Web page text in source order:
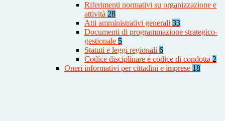
Riferimenti normativi su organizzazione e
attività 28
Atti amministrativi generali 33
Documenti di programmazione strategico-
gestionale 5
Statuti e leggi regionali 6
Codice disciplinare e codice di condotta 2
Oneri informativi per cittadini e imprese 18